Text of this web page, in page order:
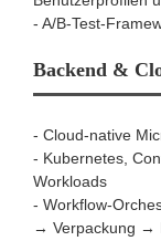
- A/B-Test-
Backend &
- Cloud-native
- Kubernetes,
Workloads
- Workflow-
→ Verpackung →